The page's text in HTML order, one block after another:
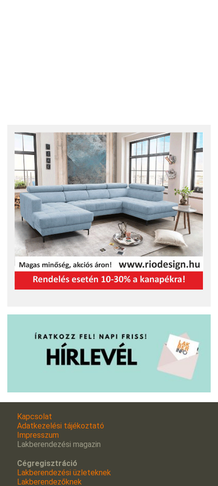
Kapcsolat
Adatkezelési tájékoztató
Impresszum
Lakberendezési magazin
Cégregisztráció
Lakberendezési üzleteknek
Lakberendezőknek